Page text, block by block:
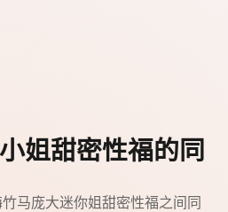
姐甜密性福的同
马庞大迷你姐甜密性福之间同